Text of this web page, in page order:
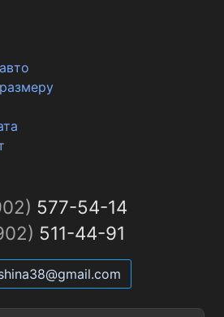
577-54-14
511-44-91